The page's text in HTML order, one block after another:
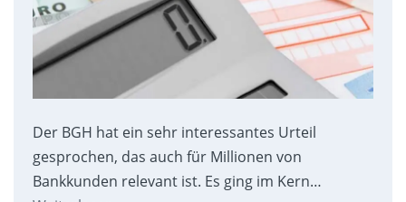
Der BGH hat ein sehr interessantes Urteil
gesprochen, das auch für Millionen von
Bankkunden relevant ist. Es ging im Kern…